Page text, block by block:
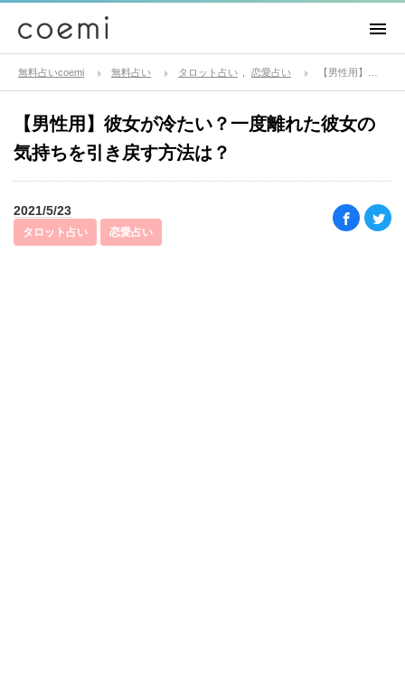
無料占いcoemi 無料占い タロット占い 恋愛占い
【男性用】彼女が冷たい？一度離れた彼女の
気持ちを引き戻す方法は？
2021/5/23
タロット占い 恋愛占い